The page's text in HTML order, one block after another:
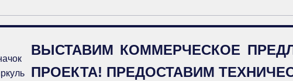
ВЫСТАВИМ КОММЕРЧЕСКОЕ
ПРОЕКТА! ПРЕДОСТАВИМ